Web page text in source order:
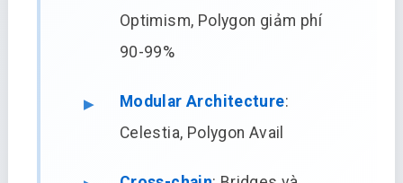
Optimism, Polygon giảm phí
90-99%
Modular Architecture:
Celestia, Polygon Avail